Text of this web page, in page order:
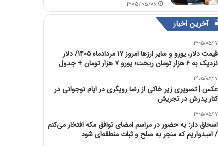
1405/05/06
آخرین اخبار
1405/05/17
قیمت دلار، یورو و سایر ارزها امروز ۱۷ مردادماه ۱۴۰۵/ دلار
نزدیک به ۶ هزار تومان ریخت؛ یورو ۷ هزار تومان + جدول
1405/05/17
عکس | تصویری زیر خاکی از رضا رویگری در ایام نوجوانی در
کنار پدرش در تجریش
1405/05/17
اسحاق‌ دار: به حضور در مراسم امضای توافق مکه افتخار می‌کنم
/ امیدواریم که منجر به صلح و ثبات منطقه‌ای شود